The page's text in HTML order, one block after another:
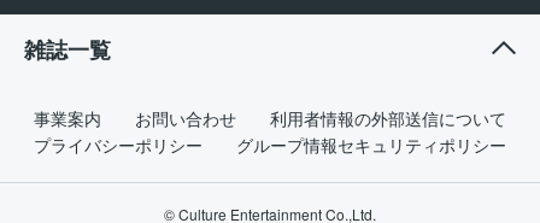
雑誌一覧
事業案内 お問い合わせ
利用者情報の外部送信について
プライバシーポリシー
グループ情報セキュリティポリシー
© Culture Entertainment Co.,Ltd.